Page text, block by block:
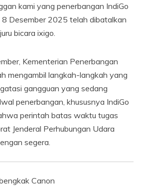
kami yang penerbangan IndiGo
Desember 2025 telah dibatalkan
bicara ixigo.
Kementerian Penerbangan
mengambil langkah-langkah yang
gangguan yang sedang
penerbangan, khususnya IndiGo
perintah batas waktu tugas
Jenderal Perhubungan Udara
segera.
Canon